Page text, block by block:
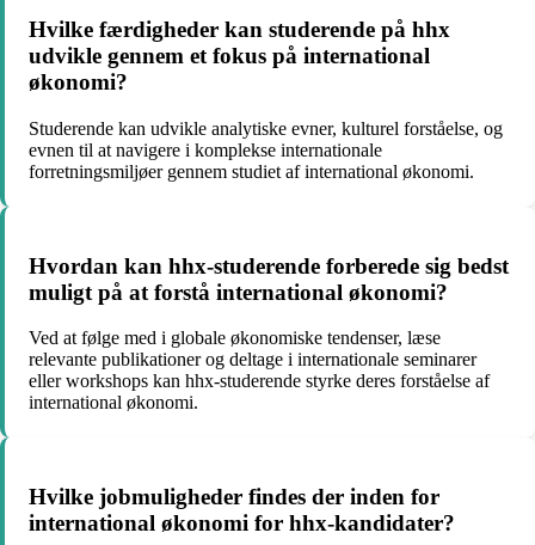
Hvilke færdigheder kan studerende på hhx
udvikle gennem et fokus på international
økonomi?
Studerende kan udvikle analytiske evner, kulturel forståelse, og
evnen til at navigere i komplekse internationale
forretningsmiljøer gennem studiet af international økonomi.
Hvordan kan hhx-studerende forberede sig bedst
muligt på at forstå international økonomi?
Ved at følge med i globale økonomiske tendenser, læse
relevante publikationer og deltage i internationale seminarer
eller workshops kan hhx-studerende styrke deres forståelse af
international økonomi.
Hvilke jobmuligheder findes der inden for
international økonomi for hhx-kandidater?